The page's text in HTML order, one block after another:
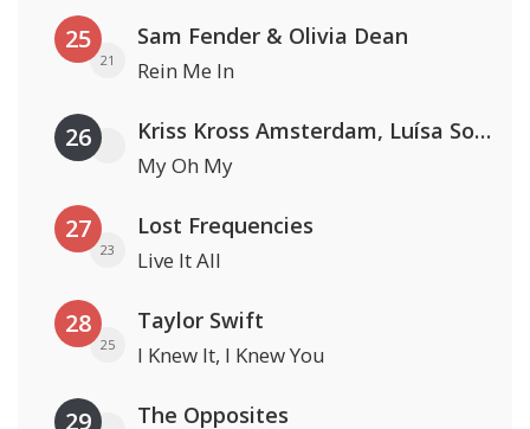
25
21
Sam Fender & Olivia Dean
Rein Me In
26 Kriss Kross Amsterdam, Luísa Sonza & Willy William
My Oh My
27
23
Lost Frequencies
Live It All
28
25
Taylor Swift
I Knew It, I Knew You
29 The Opposites